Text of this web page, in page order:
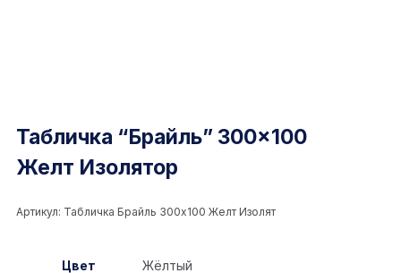
Табличка “Брайль” 300×100
Желт Изолятор
Артикул: Табличка Брайль 300x100 Желт Изолят
Цвет Жёлтый